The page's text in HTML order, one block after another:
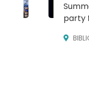
party